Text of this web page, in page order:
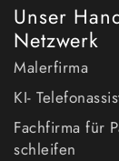
Unser
Netzwerk
Malerfirma
KI-
Fachfirma für
schleifen